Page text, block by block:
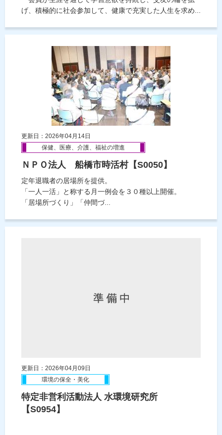
げ、積極的に社会参加して、健康で充実した人生を求め...
更新日：2026年04月14日
保健、医療、介護、福祉の増進
ＮＰＯ法人 船橋市時活村【S0050】
定年退職者の居場所を提供。
「一人一活」と称する月一例会を３０種以上開催。
「居場所づくり」「仲間づ...
更新日：2026年04月09日
環境の保全・美化
特定非営利活動法人 水環境研究所
【S0954】